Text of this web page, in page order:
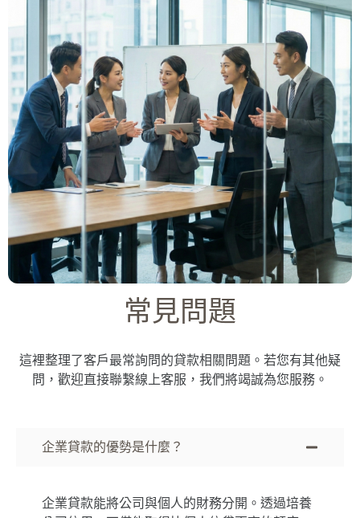
常見問題
這裡整理了客戶最常詢問的貸款相關問題。若您有其他疑
問，歡迎直接聯繫線上客服，我們將竭誠為您服務。
企業貸款的優勢是什麼？
企業貸款能將公司與個人的財務分開。透過培養